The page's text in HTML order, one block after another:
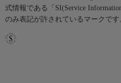
式情報である「SI(Service
のみ表記が許されているマークです